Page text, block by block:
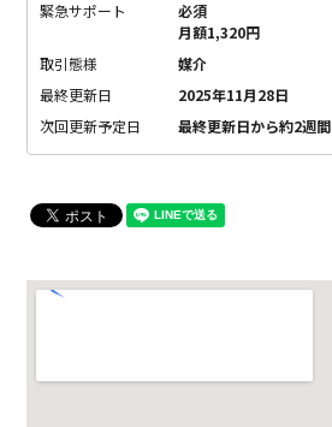
緊急サポート
必須
月額1,320円
取引態様
媒介
最終更新日
2025年11月28日
次回更新予定日
最終更新日から約2週間